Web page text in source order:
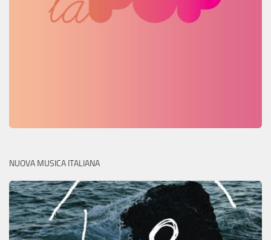
NUOVA MUSICA ITALIANA